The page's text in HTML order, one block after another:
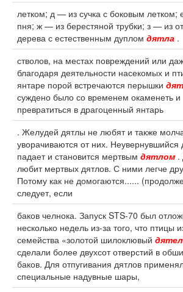
летком; д — из сучка с боковым летком;
пня; ж — из берестяной трубки; з — из
дерева с естественным дуплом дятла .
стволов, на местах повреждений или
благодаря деятельности насекомых и
янтаре порой встречаются перышки
суждено было со временем окаменеть и
превратиться в драгоценный янтарь
. Желудей дятлы не любят и также
уворачиваются от них. Неувернувшийся
падает и становится мертвым дятлом .
любит мертвых дятлов. С ними легче
Потому как не домогаются......
следует, если
баков челнока. Запуск STS-70 был
несколько недель из-за того, что птицы
семейства «золотой шилоклювый дятел
сделали более двухсот отверстий в
баков. Для отпугивания дятлов
специальные надувные шары,